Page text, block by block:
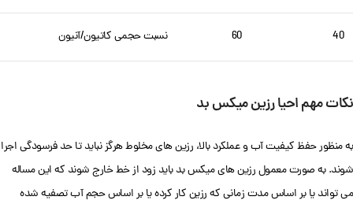
40 60 نسبت حجمی کاتیون/آنیون
نکات مهم احیا رزین میکس بد
به منظور حفظ کیفیت آب و عملکرد بالا، رزین های مخلوط هرگز نباید تا حد فرسودگی اجرا
شوند. به صورت معمول رزین های میکس بد باید زود از خط خارج شوند که این مساله
می تواند یا بر اساس مدت زمانی که رزین کار کرده یا بر اساس حجم آب تصفیه شده